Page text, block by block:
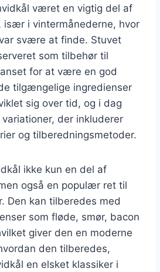
været en vigtig del af
især i vintermånederne, hvor
svære at finde. Stuvet
som tilbehør til
for at være en god
tilgængelige ingredienser
sig over tid, og i dag
der inkluderer
og tilberedningsmetoder.
ikke kun en del af
også en populær ret til
Den kan tilberedes med
som fløde, smør, bacon
giver den en moderne
den tilberedes,
en elsket klassiker i